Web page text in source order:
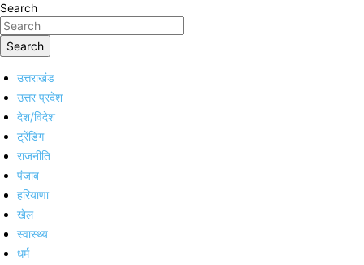
Search
Search
उत्तराखंड
उत्तर प्रदेश
देश/विदेश
ट्रेंडिंग
राजनीति
पंजाब
हरियाणा
खेल
स्वास्थ्य
धर्म